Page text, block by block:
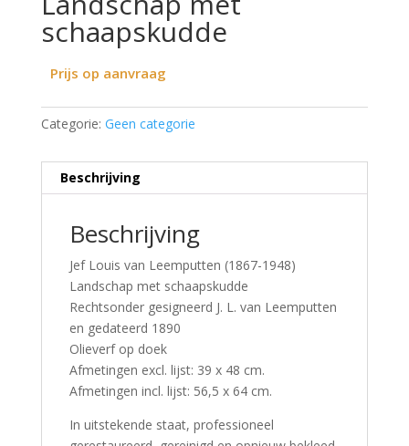
schaapskudde
Prijs op aanvraag
Categorie: Geen categorie
Beschrijving
Beschrijving
Jef Louis van Leemputten (1867-1948)
Landschap met schaapskudde
Rechtsonder gesigneerd J. L. van Leemputten
en gedateerd 1890
Olieverf op doek
Afmetingen excl. lijst: 39 x 48 cm.
Afmetingen incl. lijst: 56,5 x 64 cm.
In uitstekende staat, professioneel